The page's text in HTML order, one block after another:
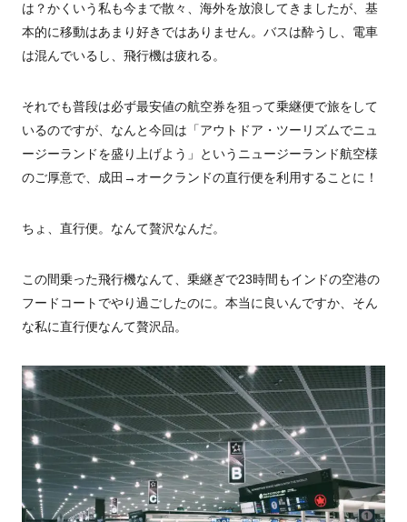
は？かくいう私も今まで散々、海外を放浪してきましたが、基
本的に移動はあまり好きではありません。バスは酔うし、電車
は混んでいるし、飛行機は疲れる。
それでも普段は必ず最安値の航空券を狙って乗継便で旅をして
いるのですが、なんと今回は「アウトドア・ツーリズムでニュ
ージーランドを盛り上げよう」というニュージーランド航空様
のご厚意で、成田→オークランドの直行便を利用することに！
ちょ、直行便。なんて贅沢なんだ。
この間乗った飛行機なんて、乗継ぎで23時間もインドの空港の
フードコートでやり過ごしたのに。本当に良いんですか、そん
な私に直行便なんて贅沢品。